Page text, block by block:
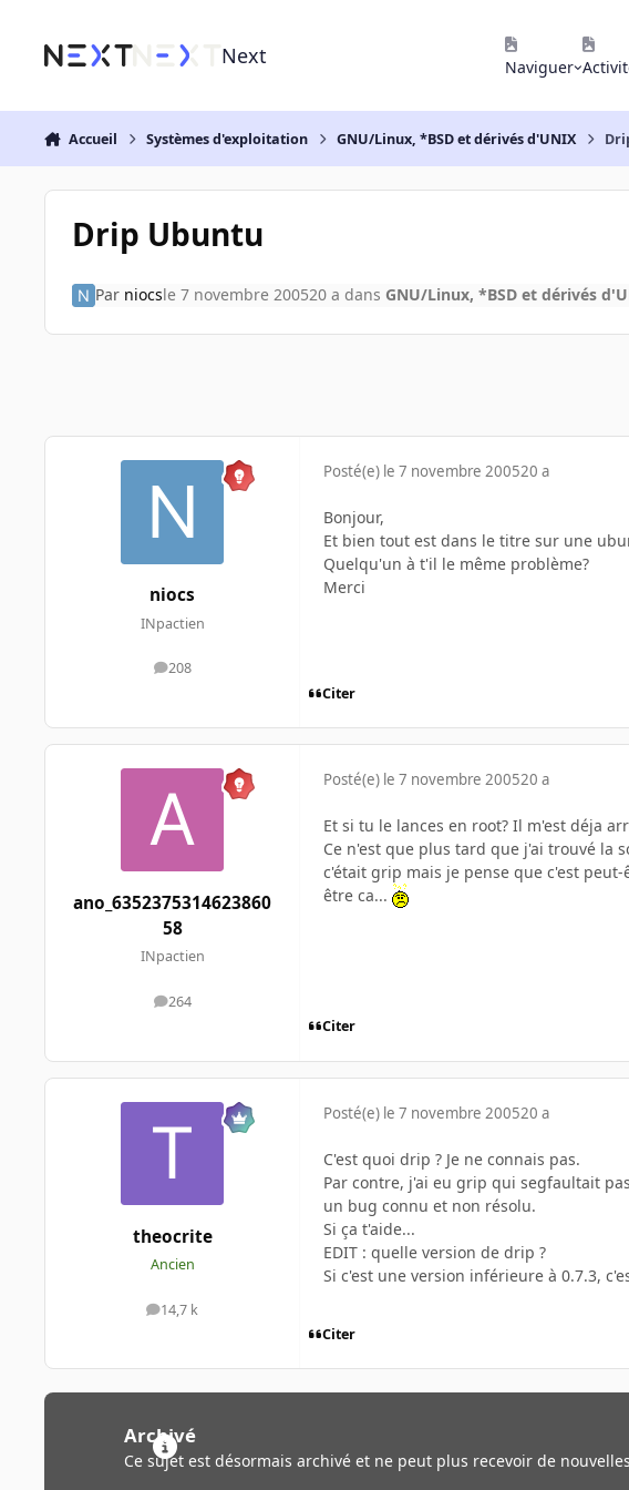
Next Naviguer
Accueil Systèmes d'exploitation GNU/Linux, *BSD et dérivés d'UNIX
Drip Ubuntu
Par niocsle 7 novembre 200520 a dans GNU/Linux, *BSD et dérivés
niocs
INpactien
208
messages
Posté(e) le 7 novembre 200520 a
Bonjour,
Et bien tout est dans le titre sur une
Quelqu'un à t'il le même problème?
Merci
Citer
ano_6352375314623860
58
INpactien
264
messages
Posté(e) le 7 novembre 200520 a
Et si tu le lances en root? Il m'est déja
Ce n'est que plus tard que j'ai trouvé la
c'était grip mais je pense que c'est
être ca...
Citer
theocrite
Ancien
14,7 k
messages
Posté(e) le 7 novembre 200520 a
C'est quoi drip ? Je ne connais pas.
Par contre, j'ai eu grip qui segfaultait
un bug connu et non résolu.
Si ça t'aide...
EDIT : quelle version de drip ?
Si c'est une version inférieure à 0.7.3,
Citer
Archivé
Ce sujet est désormais archivé et ne peut plus recevoir de